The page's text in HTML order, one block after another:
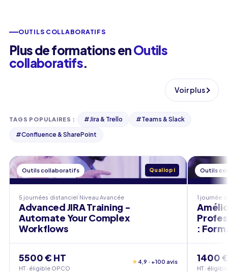
OUTILS COLLABORATIFS
Plus de formations enOutils
collaboratifs.
Voir plus
TAGS POPULAIRES : #Jira & Trello #Teams & Slack
#Confluence & SharePoint
Outils collaboratifs Qualiopi
5 journées distanciel Niveau Avancée
Advanced JIRA Training -
Automate Your Complex
Workflows
5500 € HT
HT · éligible OPCO
★ 4,9 · +100 avis
Outils
1 journée
:
1400
HT ·